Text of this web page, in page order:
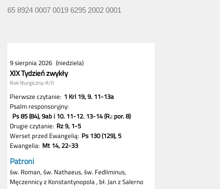
65 8924 0007 0019 6295 2002 0001